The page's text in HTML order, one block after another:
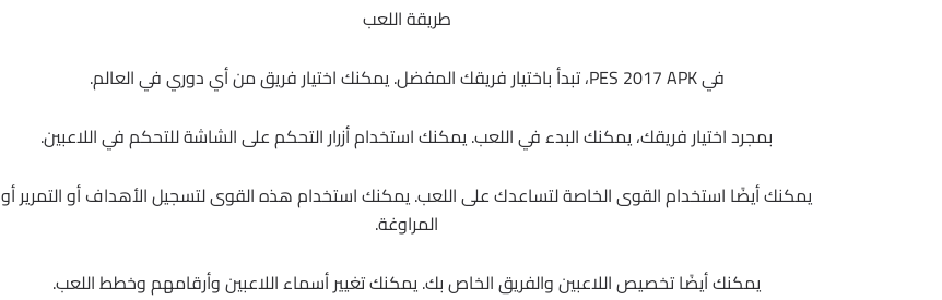
طريقة اللعب
في PES 2017 APK، تبدأ باختيار فريقك المفضل. يمكنك اختيار فريق من أي دوري في العالم.
بمجرد اختيار فريقك، يمكنك البدء في اللعب. يمكنك استخدام أزرار التحكم على الشاشة للتحكم في اللاعبين.
يمكنك أيضًا استخدام القوى الخاصة لتساعدك على اللعب. يمكنك استخدام هذه القوى لتسجيل الأهداف أو التمرير أو
المراوغة.
يمكنك أيضًا تخصيص اللاعبين والفريق الخاص بك. يمكنك تغيير أسماء اللاعبين وأرقامهم وخطط اللعب.